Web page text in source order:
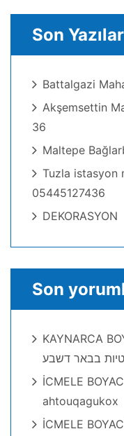
Son Yazılar
Battalgazi
Akşemsettin
36
Maltepe
Tuzla istasyon
05445127436
DEKORASYON
Son
KAYNARCA
בבאר דשבע
İCMELE
ahtouqagukox
İCMELE